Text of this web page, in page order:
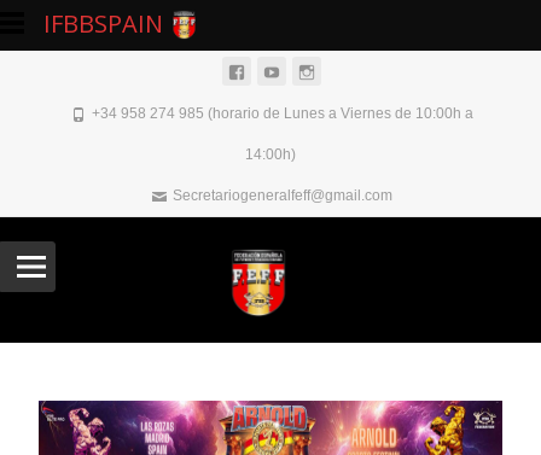
+34 958 274 985 (horario de Lunes a Viernes de 10:00h a
14:00h)
Secretariogeneralfeff@gmail.com
IFBBSPAIN